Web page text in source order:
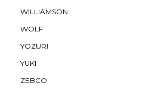
WILLIAMSON
WOLF
YOZURI
YUKI
ZEBCO